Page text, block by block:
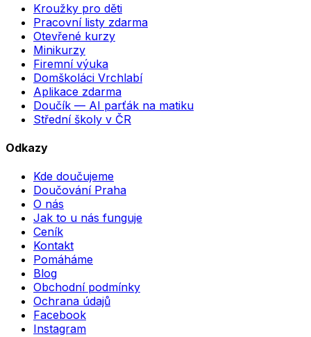
Kroužky pro děti
Pracovní listy zdarma
Otevřené kurzy
Minikurzy
Firemní výuka
Domškoláci Vrchlabí
Aplikace zdarma
Doučík — AI parťák na matiku
Střední školy v ČR
Odkazy
Kde doučujeme
Doučování Praha
O nás
Jak to u nás funguje
Ceník
Kontakt
Pomáháme
Blog
Obchodní podmínky
Ochrana údajů
Facebook
Instagram